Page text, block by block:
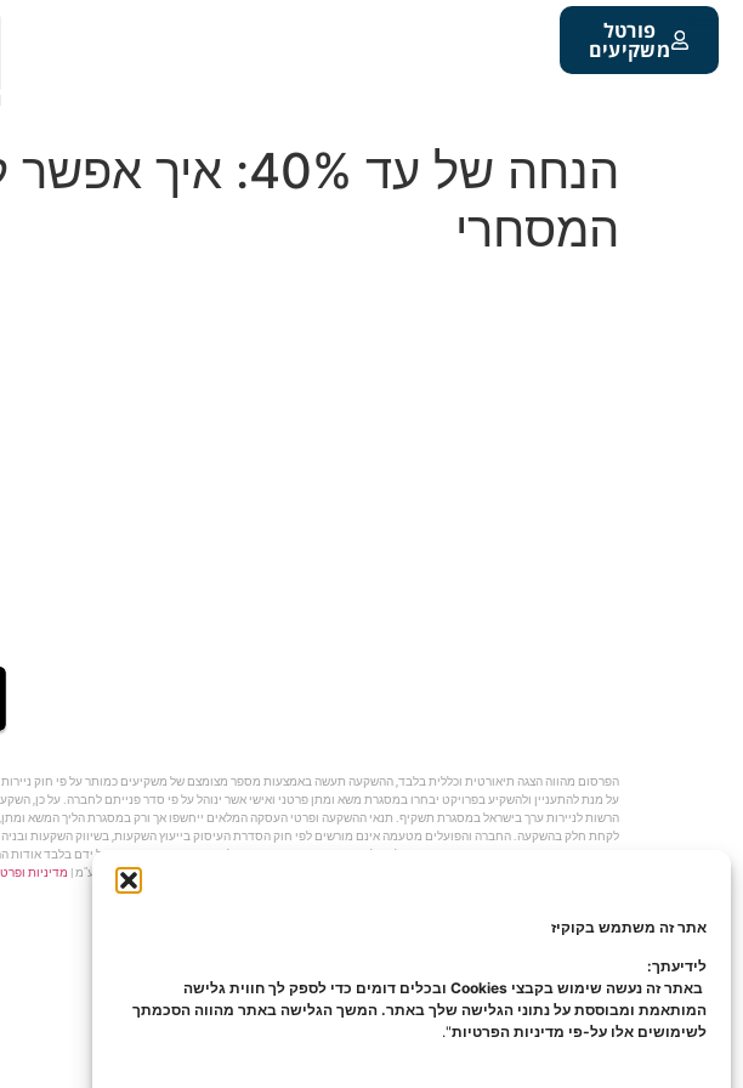
אתר זה משתמש בקוקיז
לידיעתך:
באתר זה נעשה שימוש בקבצי Cookies ובכלים דומים כדי לספק לך חווית גלישה
המותאמת ומבוססת על נתוני הגלישה שלך באתר. המשך הגלישה באתר מהווה הסכמתך
לשימושים אלו על-פי מדיניות הפרטיות".
פורטל
משקיעים
הנחה של עד
המסחרי
על מנת להתעניין ולהשקיע בפרויקט יבחרו במסגרת משא ומתן פרטני ואישי אשר ינוהל על פי סדר פנייתם לחברה. על כן,
הרשות לניירות ערך בישראל במסגרת תשקיף. תנאי ההשקעה ופרטי העסקה המלאים ייחשפו אך ורק במסגרת הליך המשא
השקעות כהגדרתם בחוק. משקיעים אשר החליטו להשקיע בפרויקט יעשו זאת על סמך בדיקה שהתבצעה על ידם בלבד אודות
מדיניות